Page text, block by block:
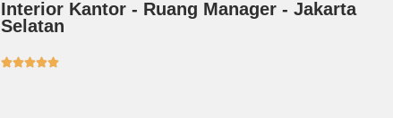
Interior Kantor - Ruang Manager - Jakarta
Selatan
